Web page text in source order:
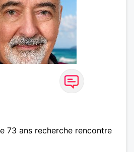
73 ans recherche rencontre